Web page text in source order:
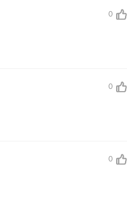
0
0
0